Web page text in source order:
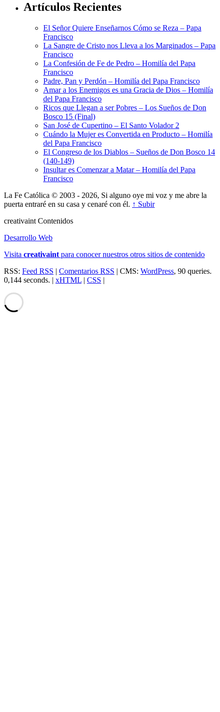
Artículos Recientes
El Señor Quiere Enseñarnos Cómo se Reza – Papa
Francisco
La Sangre de Cristo nos Lleva a los Marginados – Papa
Francisco
La Confesión de Fe de Pedro – Homilía del Papa
Francisco
Padre, Pan y Perdón – Homilía del Papa Francisco
Amar a los Enemigos es una Gracia de Dios – Homilía
del Papa Francisco
Ricos que Llegan a ser Pobres – Los Sueños de Don
Bosco 15 (Final)
San José de Cupertino – El Santo Volador 2
Cuándo la Mujer es Convertida en Producto – Homilía
del Papa Francisco
El Congreso de los Diablos – Sueños de Don Bosco 14
(140-149)
Insultar es Comenzar a Matar – Homilía del Papa
Francisco
La Fe Católica © 2003 - 2026, Si alguno oye mi voz y me abre la
puerta entraré en su casa y cenaré con él. ↑ Subir
creativaint Contenidos
Desarrollo Web
Visita creativaint para conocer nuestros otros sitios de contenido
RSS: Feed RSS | Comentarios RSS | CMS: WordPress, 90 queries.
0,144 seconds. | xHTML | CSS |